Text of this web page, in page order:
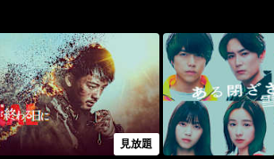
見放題